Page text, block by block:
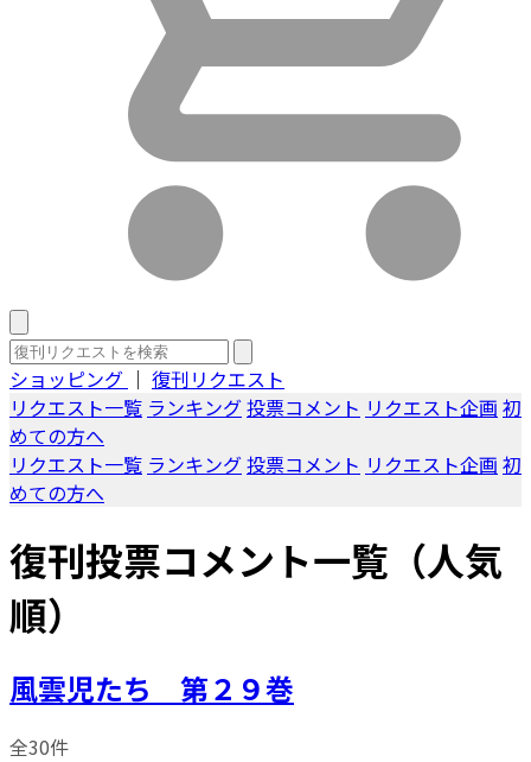
ショッピング ｜ 復刊リクエスト
リクエスト一覧 ランキング投票コメント リクエスト企画 初
めての方へ
リクエスト一覧 ランキング投票コメント リクエスト企画 初
めての方へ
復刊投票コメント一覧（人気
順）
風雲児たち 第２９巻
全30件